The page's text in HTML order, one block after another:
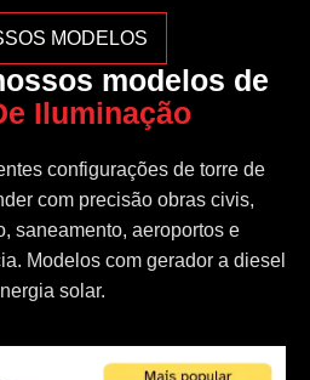
MODELOS
modelos de
Iluminação
configurações de torre de
com precisão obras civis,
saneamento, aeroportos e
Modelos com gerador a diesel
solar.